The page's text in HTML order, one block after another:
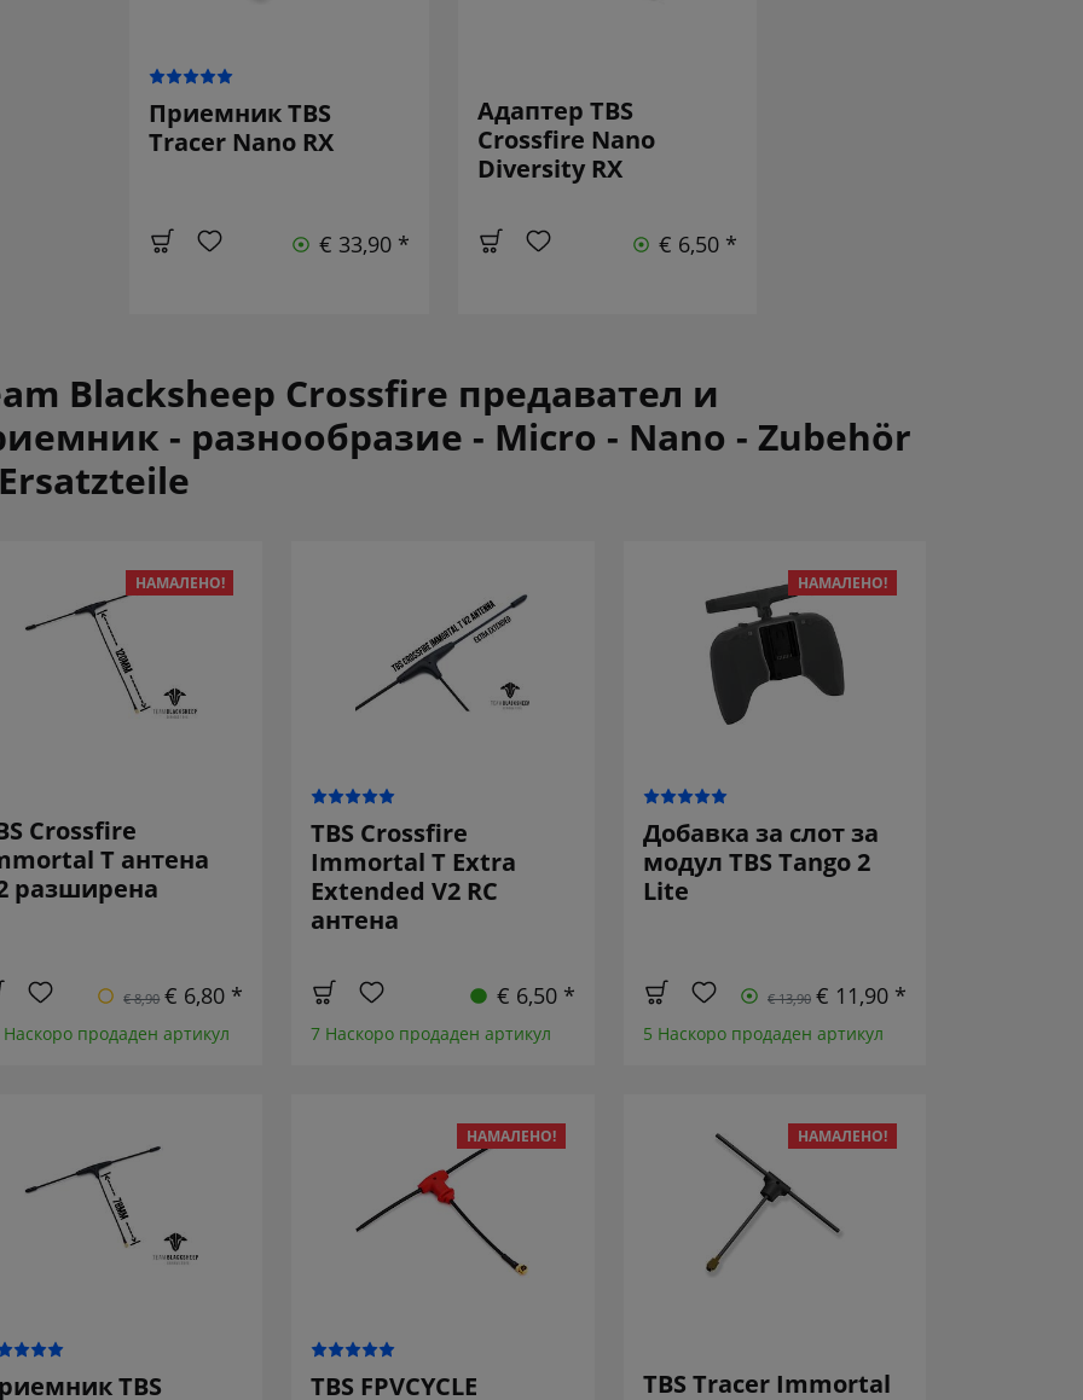
Приемник TBS
Tracer Nano RX
€ 33,90 *
Адаптер TBS
Crossfire Nano
Diversity RX
€ 6,50 *
Blacksheep Crossfire предавател и
- разнообразие - Micro - Nano - Zubehör
НАМАЛЕНО!
Crossfire
T антена
разширена
€ 8,90 € 6,80 *
Наскоро продаден артикул
TBS Crossfire
Immortal T Extra
Extended V2 RC
антена
€ 6,50 *
7 Наскоро продаден артикул
НАМАЛЕНО!
Добавка за слот за
модул TBS Tango 2
Lite
€ 13,90 € 11,90 *
5 Наскоро продаден артикул
TBS
НАМАЛЕНО!
TBS FPVCYCLE
НАМАЛЕНО!
TBS Tracer Immortal